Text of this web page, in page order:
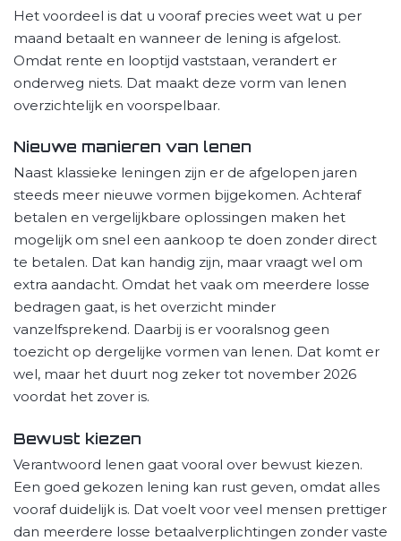
Het voordeel is dat u vooraf precies weet wat u per
maand betaalt en wanneer de lening is afgelost.
Omdat rente en looptijd vaststaan, verandert er
onderweg niets. Dat maakt deze vorm van lenen
overzichtelijk en voorspelbaar.
Nieuwe manieren van lenen
Naast klassieke leningen zijn er de afgelopen jaren
steeds meer nieuwe vormen bijgekomen. Achteraf
betalen en vergelijkbare oplossingen maken het
mogelijk om snel een aankoop te doen zonder direct
te betalen. Dat kan handig zijn, maar vraagt wel om
extra aandacht. Omdat het vaak om meerdere losse
bedragen gaat, is het overzicht minder
vanzelfsprekend. Daarbij is er vooralsnog geen
toezicht op dergelijke vormen van lenen. Dat komt er
wel, maar het duurt nog zeker tot november 2026
voordat het zover is.
Bewust kiezen
Verantwoord lenen gaat vooral over bewust kiezen.
Een goed gekozen lening kan rust geven, omdat alles
vooraf duidelijk is. Dat voelt voor veel mensen prettiger
dan meerdere losse betaalverplichtingen zonder vaste